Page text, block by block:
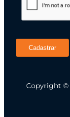
Cadastrar
Copyright ©